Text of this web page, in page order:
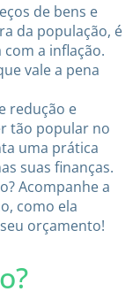
de bens e
da população, é
a inflação.
vale a pena
redução e
tão popular no
uma prática
suas finanças.
Acompanhe a
como ela
orçamento!